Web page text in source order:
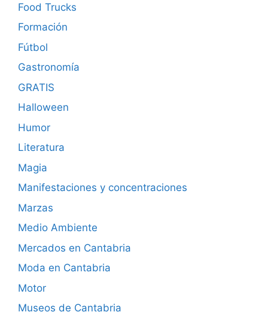
Food Trucks
Formación
Fútbol
Gastronomía
GRATIS
Halloween
Humor
Literatura
Magia
Manifestaciones y concentraciones
Marzas
Medio Ambiente
Mercados en Cantabria
Moda en Cantabria
Motor
Museos de Cantabria